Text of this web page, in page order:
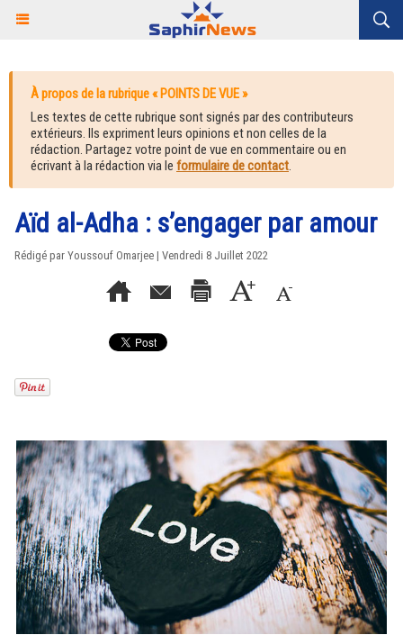
À propos de la rubrique « POINTS DE VUE »
Les textes de cette rubrique sont signés par des contributeurs
extérieurs. Ils expriment leurs opinions et non celles de la
rédaction. Partagez votre point de vue en commentaire ou en
écrivant à la rédaction via le formulaire de contact.
Aïd al-Adha : s’engager par amour
Rédigé par Youssouf Omarjee | Vendredi 8 Juillet 2022